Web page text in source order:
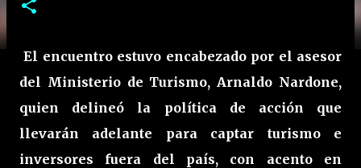
El encuentro estuvo encabezado por el asesor
del Ministerio de Turismo, Arnaldo Nardone,
quien delineó la política de acción que
llevarán adelante para captar turismo e
inversores fuera del país, con acento en